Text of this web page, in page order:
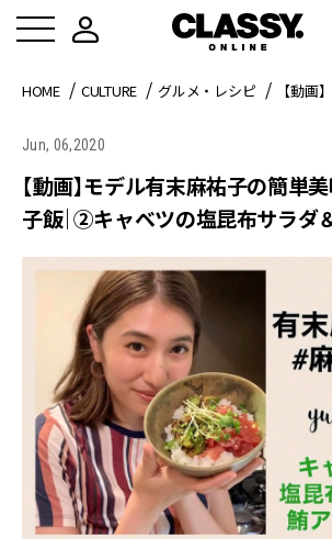
HOME CULTURE グルメ・レシピ 【動画
Jun, 06,2020
【動画】モデル有末麻祐子の簡単
子飯｜②キャベツの塩昆布サラダ